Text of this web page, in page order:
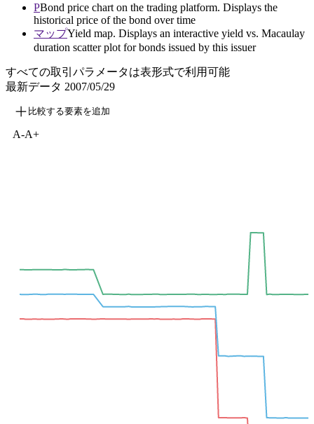
PBond price chart on the trading platform. Displays the
historical price of the bond over time
マップYield map. Displays an interactive yield vs. Macaulay
duration scatter plot for bonds issued by this issuer
すべての取引パラメータは表形式で利用可能
最新データ 2007/05/29
比較する要素を追加